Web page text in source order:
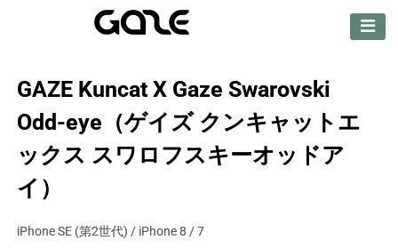
【公式サイト】
GAZE Kuncat X Gaze Swarovski
Odd-eye（ゲイズ クンキャットエ
ックス スワロフスキーオッドア
イ）
iPhone SE (第2世代) / iPhone 8 / 7